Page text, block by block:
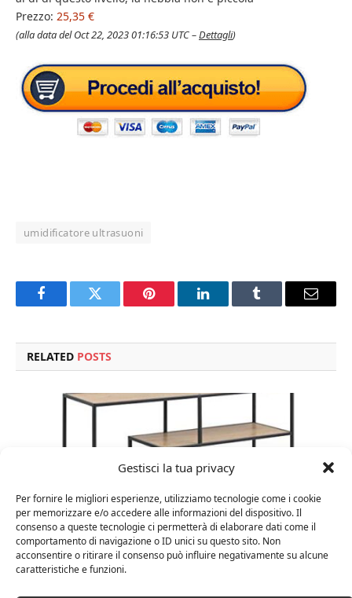
Gestisci la tua privacy
Per fornire le migliori esperienze, utilizziamo tecnologie come i cookie
per memorizzare e/o accedere alle informazioni del dispositivo. Il
consenso a queste tecnologie ci permetterà di elaborare dati come il
comportamento di navigazione o ID unici su questo sito. Non
acconsentire o ritirare il consenso può influire negativamente su alcune
caratteristiche e funzioni.
Prezzo: 25,35 €
(alla data del Oct 22, 2023 01:16:53 UTC –Dettagli)
umidificatore ultrasuoni
FacebookTwitter Pinterest LinkedInTumblr Email
RELATED POSTS